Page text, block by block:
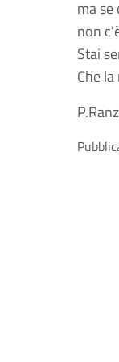
ma
non
Stai
Che